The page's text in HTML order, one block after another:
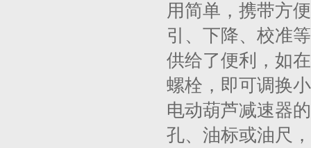
用简单，携带方
引、下降、校准
供给了便利，如
螺栓，即可调换
电动葫芦减速器
孔、油标或油尺